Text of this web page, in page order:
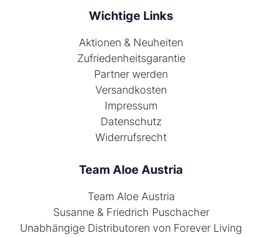
Wichtige Links
Aktionen & Neuheiten
Zufriedenheitsgarantie
Partner werden
Versandkosten
Impressum
Datenschutz
Widerrufsrecht
Team Aloe Austria
Team Aloe Austria
Susanne & Friedrich Puschacher
Unabhängige Distributoren von Forever Living